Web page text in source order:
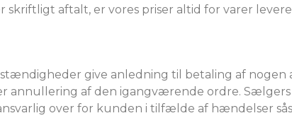
aftalt, er vores priser altid for varer
give anledning til betaling af
annullering af den igangværende ordre.
over for kunden i tilfælde af hændelser